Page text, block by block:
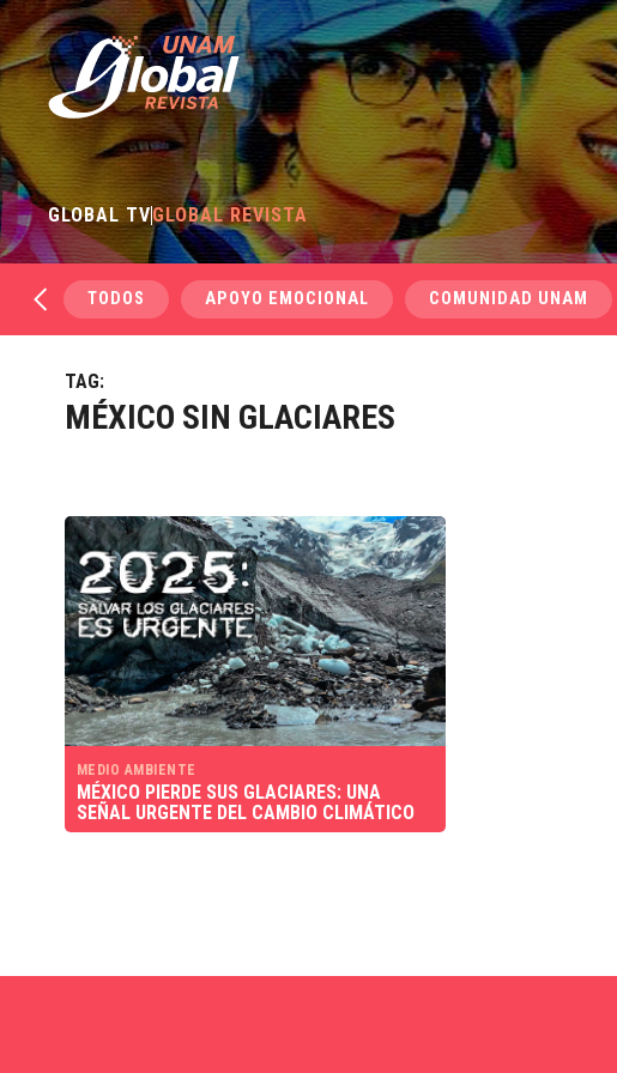
GLOBAL TVGLOBAL REVISTA
TODOS APOYO EMOCIONAL COMUNIDAD UNAM
TAG:
MÉXICO SIN GLACIARES
MEDIO AMBIENTE
MÉXICO PIERDE SUS GLACIARES: UNA
SEÑAL URGENTE DEL CAMBIO CLIMÁTICO